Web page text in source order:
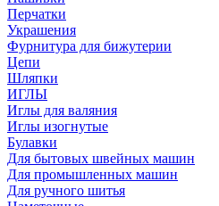
Перчатки
Украшения
Фурнитура для бижутерии
Цепи
Шляпки
ИГЛЫ
Иглы для валяния
Иглы изогнутые
Булавки
Для бытовых швейных машин
Для промышленных машин
Для ручного шитья